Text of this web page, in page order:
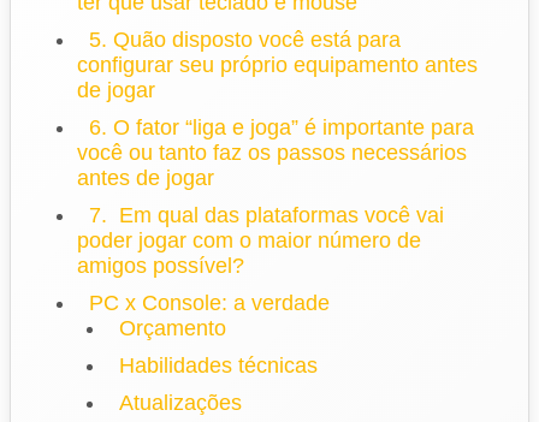
5. Quão disposto você está para
configurar seu próprio equipamento antes
de jogar
6. O fator “liga e joga” é importante para
você ou tanto faz os passos necessários
antes de jogar
7. Em qual das plataformas você vai
poder jogar com o maior número de
amigos possível?
PC x Console: a verdade
Orçamento
Habilidades técnicas
Atualizações